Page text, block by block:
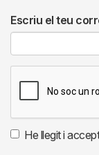
Escriu el teu
He llegit i